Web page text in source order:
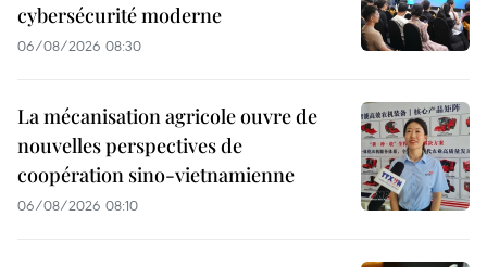
cybersécurité moderne
06/08/2026 08:30
La mécanisation agricole ouvre de
nouvelles perspectives de
coopération sino-vietnamienne
06/08/2026 08:10